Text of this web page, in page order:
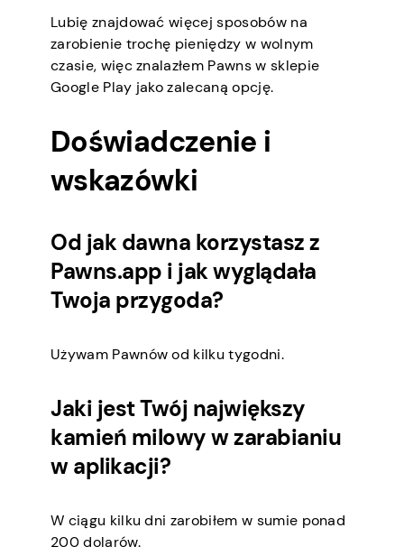
Lubię znajdować więcej sposobów na
zarobienie trochę pieniędzy w wolnym
czasie, więc znalazłem Pawns w sklepie
Google Play jako zalecaną opcję.
Doświadczenie i
wskazówki
Od jak dawna korzystasz z
Pawns.app i jak wyglądała
Twoja przygoda?
Używam Pawnów od kilku tygodni.
Jaki jest Twój największy
kamień milowy w zarabianiu
w aplikacji?
W ciągu kilku dni zarobiłem w sumie ponad
200 dolarów.